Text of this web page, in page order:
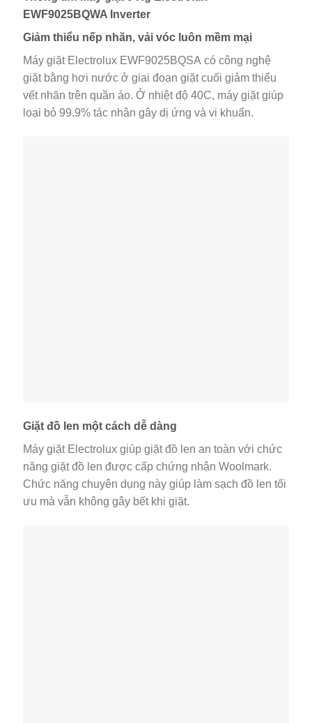
EWF9025BQWA Inverter
Giảm thiểu nếp nhăn, vải vóc luôn mềm mại
Máy giặt Electrolux EWF9025BQSA có công nghệ
giặt bằng hơi nước ở giai đoạn giặt cuối giảm thiểu
vết nhăn trên quần áo. Ở nhiệt độ 40C, máy giặt giúp
loại bỏ 99.9% tác nhân gây dị ứng và vi khuẩn.
Giặt đồ len một cách dễ dàng
Máy giặt Electrolux giúp giặt đồ len an toàn với chức
năng giặt đồ len được cấp chứng nhận Woolmark.
Chức năng chuyên dụng này giúp làm sạch đồ len tối
ưu mà vẫn không gây bết khi giặt.